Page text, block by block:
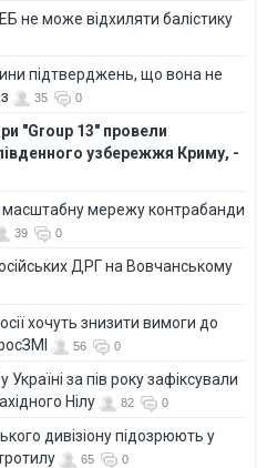
не може відхиляти балістику
підтверджень, що вона не
35 0
"Group 13" провели
узбережжя Криму, -
масштабну мережу контрабанди
39 0
ДРГ на Вовчанському
хочуть знизити вимоги до
56 0
за пів року зафіксували
Нілу
82 0
дивізіону підозрюють у
65 0